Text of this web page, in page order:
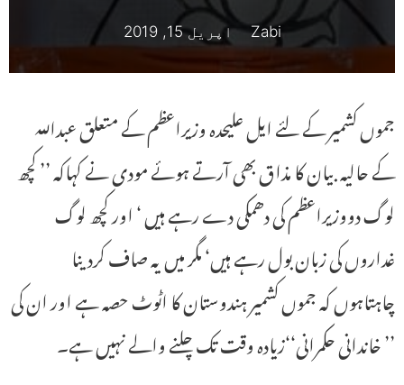
Zabi اپریل 15, 2019
جموں کشمیر کے لئے ایل علیحدہ وزیراعظم کے متعلق عبداللہ
کے حالیہ بیان کا مذاق بھی آرتے ہوئے مودی نے کہاکہ ’’ کچھ
لوگ دووزیراعظم کی دھمکی دے رہے ہیں ‘ اور کچھ لوگ
غداروں کی زبان بول رہے ہیں‘ مگر میں یہ صاف کردینا
چاہتاہوں کہ جموں کشمیر ہندوستان کا اٹوٹ حصہ ہے اور ان کی
’’ خاندانی حکمرانی‘‘زیادہ وقت تک چلنے والے نہیں ہے۔